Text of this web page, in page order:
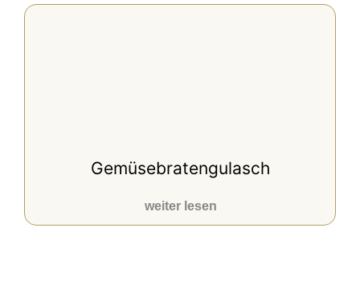
Gemüsebratengulasch
weiter lesen